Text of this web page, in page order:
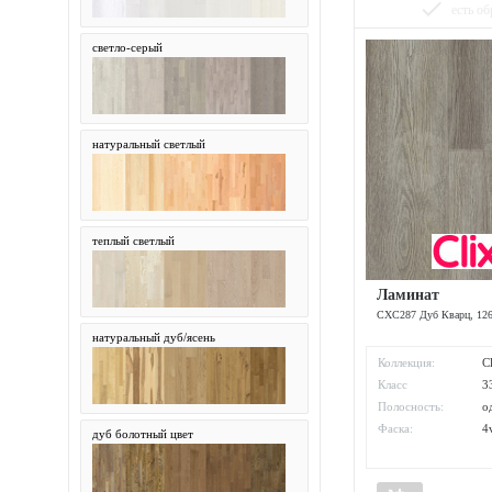
светло-серый
натуральный светлый
теплый светлый
натуральный дуб/ясень
дуб болотный цвет
Ламинат
CXC287 Дуб Кварц,
Коллекция:
Класс
износостойкости:
Полосность:
Фаска: